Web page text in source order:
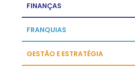
FINANÇAS
FRANQUIAS
GESTÃO E ESTRATÉGIA